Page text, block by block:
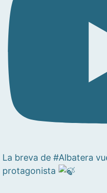
La breva de #Albatera
protagonista